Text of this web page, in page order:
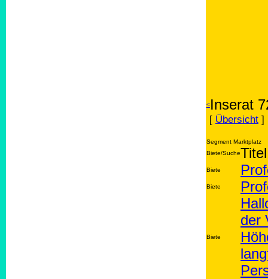
<Inserat
[ Übersicht
Segment Marktplatz
Biete/SucheTitel
Biete
Biete
Biete
der